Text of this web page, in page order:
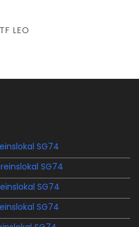
LEO
SG74
SG74
SG74
SG74